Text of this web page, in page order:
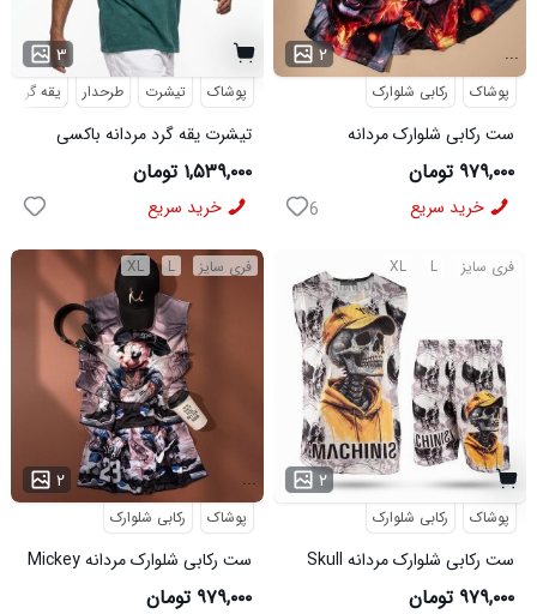
۳
پوشاک تیشرت طرحدار یقه گرد
تیشرت یقه گرد مردانه باکسی
طرحدار مچینست سبز
Balenciaga مدل 50944
۱,۵۳۹,۰۰۰ تومان
خرید سریع
۲ ...
پوشاک رکابی شلوارک
ست رکابی شلوارک مردانه
Lion_Black مدل 3997
۹۷۹,۰۰۰ تومان
خرید سریع 6
فری سایز L
XL
۲ ...
پوشاک رکابی شلوارک
ست رکابی شلوارک مردانه Mickey
مدل 3996
۹۷۹,۰۰۰ تومان
فری سایز L
XL
۲
پوشاک رکابی شلوارک
ست رکابی شلوارک مردانه Skull
مدل 3995
۹۷۹,۰۰۰ تومان